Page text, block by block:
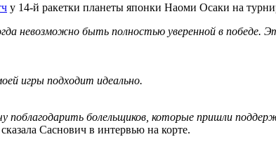
у 14-й ракетки планеты японки Наоми Осаки на
невозможно быть полностью уверенной в победе.
игры подходит идеально.
болельщиков, которые пришли
Саснович в интервью на корте.